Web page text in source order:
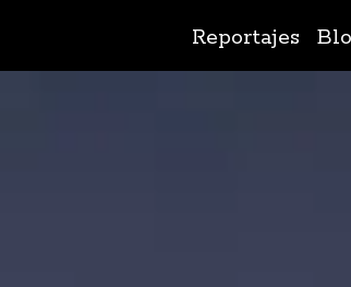
Ir
al
Reportajes